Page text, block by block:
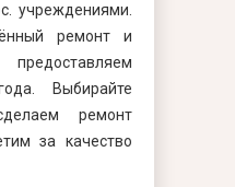
учреждениями.
ремонт и
Выбирайте
ремонт
за качество